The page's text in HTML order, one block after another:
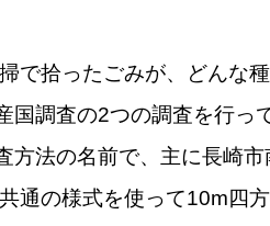
で拾ったごみが、どんな
国調査の2つの調査を行っ
方法の名前で、主に長崎
通の様式を使って10m四